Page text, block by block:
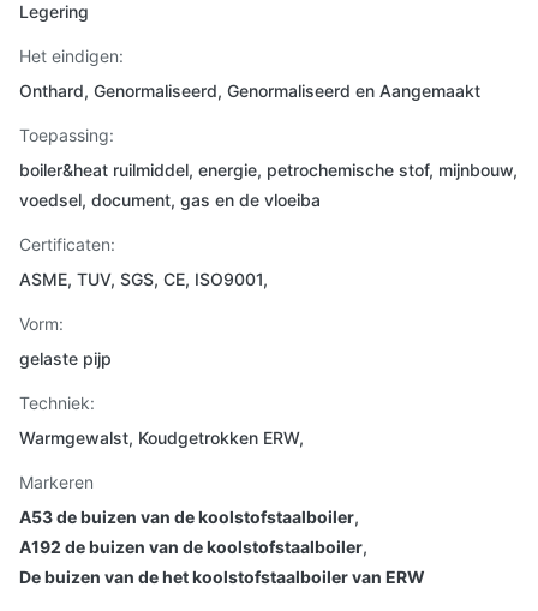
Legering
Het eindigen:
Onthard, Genormaliseerd, Genormaliseerd en Aangemaakt
Toepassing:
boiler&heat ruilmiddel, energie, petrochemische stof, mijnbouw,
voedsel, document, gas en de vloeiba
Certificaten:
ASME, TUV, SGS, CE, ISO9001,
Vorm:
gelaste pijp
Techniek:
Warmgewalst, Koudgetrokken ERW,
Markeren
A53 de buizen van de koolstofstaalboiler,
A192 de buizen van de koolstofstaalboiler,
De buizen van de het koolstofstaalboiler van ERW